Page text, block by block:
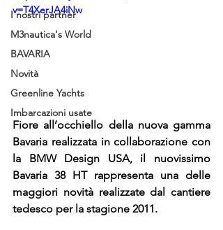
I nostri partner
M3nautica's World
BAVARIA
Novità
Greenline Yachts
Imbarcazioni usate
v=T4XerJA4iNw
Fiore all’occhiello della nuova gamma
Bavaria realizzata in collaborazione con
Bavaria 38 HT rappresenta una delle
maggiori novità realizzate dal cantiere
tedesco per la stagione 2011.